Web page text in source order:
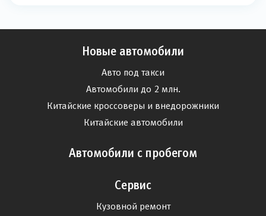
Новые автомобили
Авто под такси
Автомобили до 2 млн.
Китайские кроссоверы и внедорожники
Китайские автомобили
Автомобили с пробегом
Сервис
Кузовной ремонт